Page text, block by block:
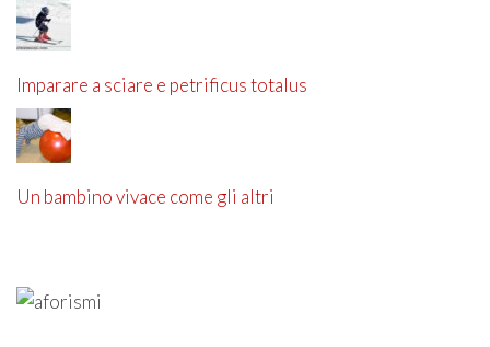
Imparare a sciare e petrificus totalus
Un bambino vivace come gli altri